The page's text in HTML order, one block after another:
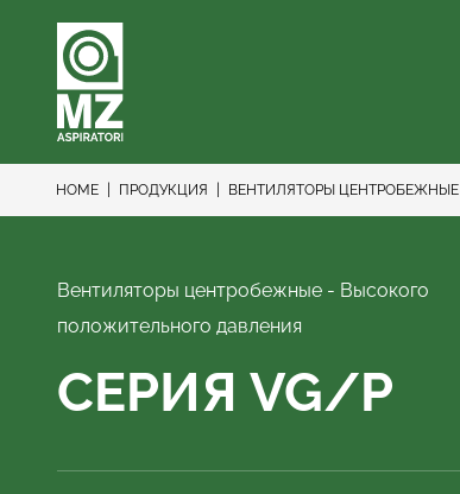
HOME ПРОДУКЦИЯ ВЕНТИЛЯТОРЫ ЦЕНТРОБЕЖНЫЕ
Вентиляторы центробежные - Высокого
положительного давления
СЕРИЯ VG/P